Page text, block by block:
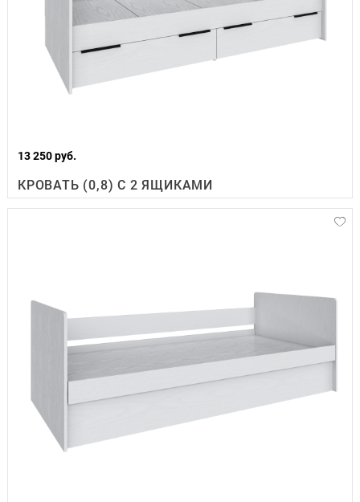
13 250 руб.
КРОВАТЬ (0,8) С 2 ЯЩИКАМИ